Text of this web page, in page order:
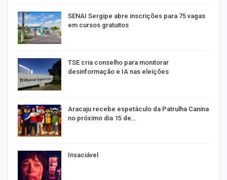
SENAI Sergipe abre inscrições para 75 vagas
em cursos gratuitos
TSE cria conselho para monitorar
desinformação e IA nas eleições
Aracaju recebe espetáculo da Patrulha Canina
no próximo dia 15 de…
Insaciável